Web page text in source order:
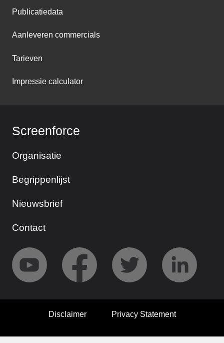
Publicatiedata
Aanleveren commercials
Tarieven
Impressie calculator
Screenforce
Organisatie
Begrippenlijst
Nieuwsbrief
Contact
Disclaimer Privacy Statement